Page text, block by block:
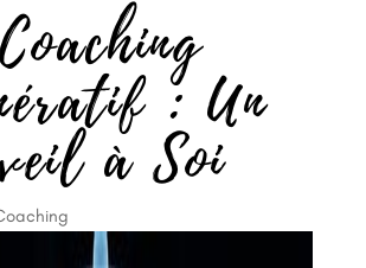
Coaching
: Un
à Soi